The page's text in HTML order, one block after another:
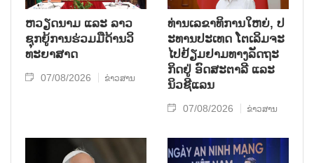
ຫວຽດ​ນາມ ແລະ ລາວ​
ຊຸກ​ຍູ້​ການ​ຮ່ວມ​ມື​ດ້ານວ​ິ​
ທະ​ຍາ​ສາດ
07/08/2026 ຂ່າວສານ
ທ່ານ​ເລ​ຂາ​ທິ​ການ​ໃຫຍ່, ປ​
ະ​ທານ​ປະ​ເທດ ໂຕ​ເລິມ​ຈະ​
ໄປ​ຢ້ຽມ​ຢາມ​ທາງ​ລັດ​ຖະ​
ກິດ​ຢູ່ ອົດ​ສະ​ຕາ​ລີ ແລະ
ນິວ​ຊີ​ແລນ
07/08/2026 ຂ່າວສານ